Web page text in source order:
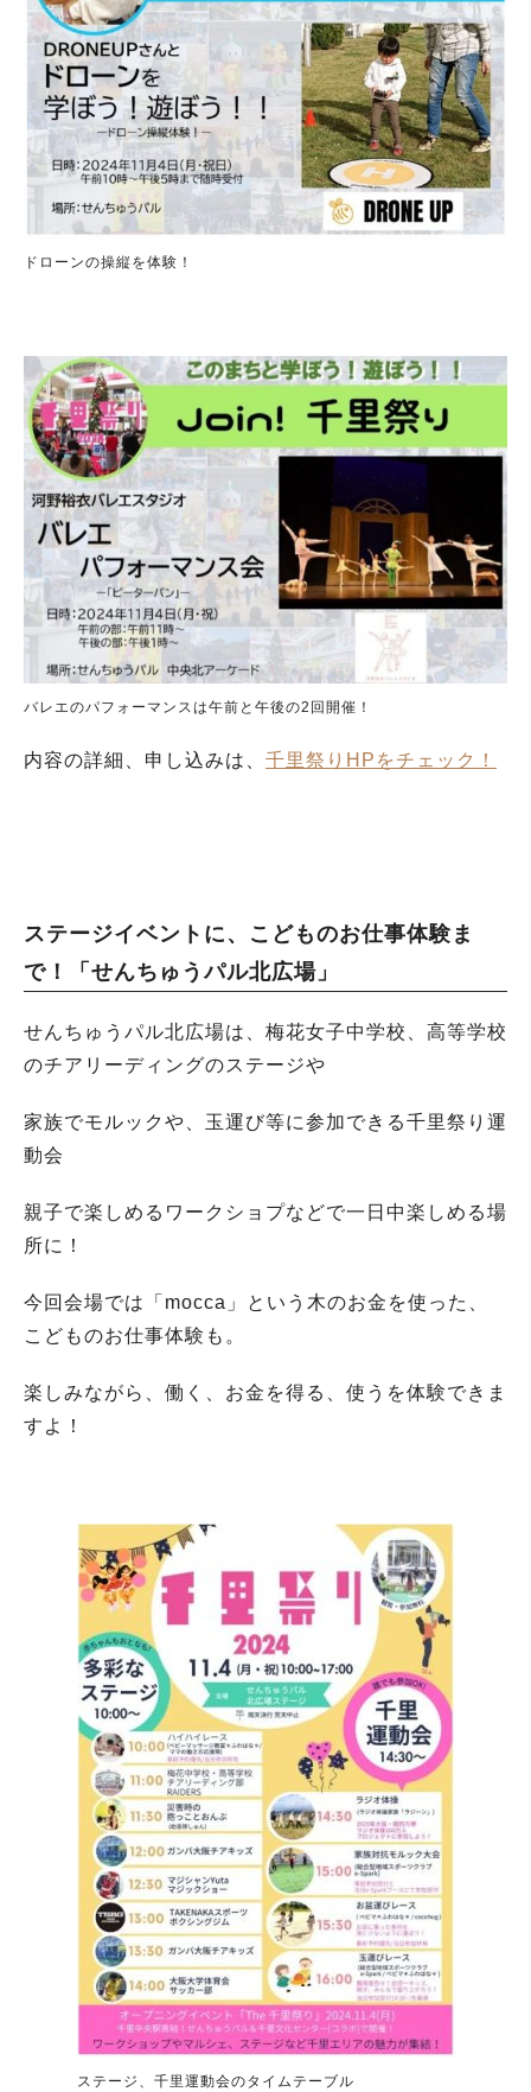
ドローンの操縦を体験！
バレエのパフォーマンスは午前と午後の2回開催！
内容の詳細、申し込みは、 千里祭りHPをチェック！
ステージイベントに、こどものお仕事体験ま
で！「せんちゅうパル北広場」
せんちゅうパル北広場は、梅花女子中学校、高等学校
のチアリーディングのステージや
家族でモルックや、玉運び等に参加できる千里祭り運
動会
親子で楽しめるワークショプなどで一日中楽しめる場
所に！
今回会場では「mocca」という木のお金を使った、
こどものお仕事体験も。
楽しみながら、働く、お金を得る、使うを体験できま
すよ！
ステージ、千里運動会のタイムテーブル